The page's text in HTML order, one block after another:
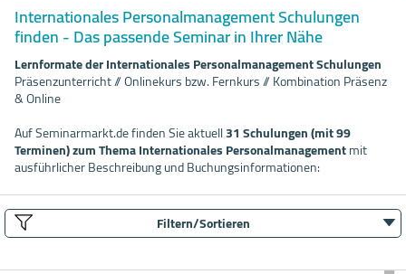
Internationales Personalmanagement Schulungen
finden - Das passende Seminar in Ihrer Nähe
Lernformate der Internationales Personalmanagement Schulungen
Präsenzunterricht // Onlinekurs bzw. Fernkurs // Kombination Präsenz
& Online
Auf Seminarmarkt.de finden Sie aktuell31 Schulungen (mit 99
Terminen) zum Thema Internationales Personalmanagementmit
ausführlicher Beschreibung und Buchungsinformationen:
Filtern/Sortieren